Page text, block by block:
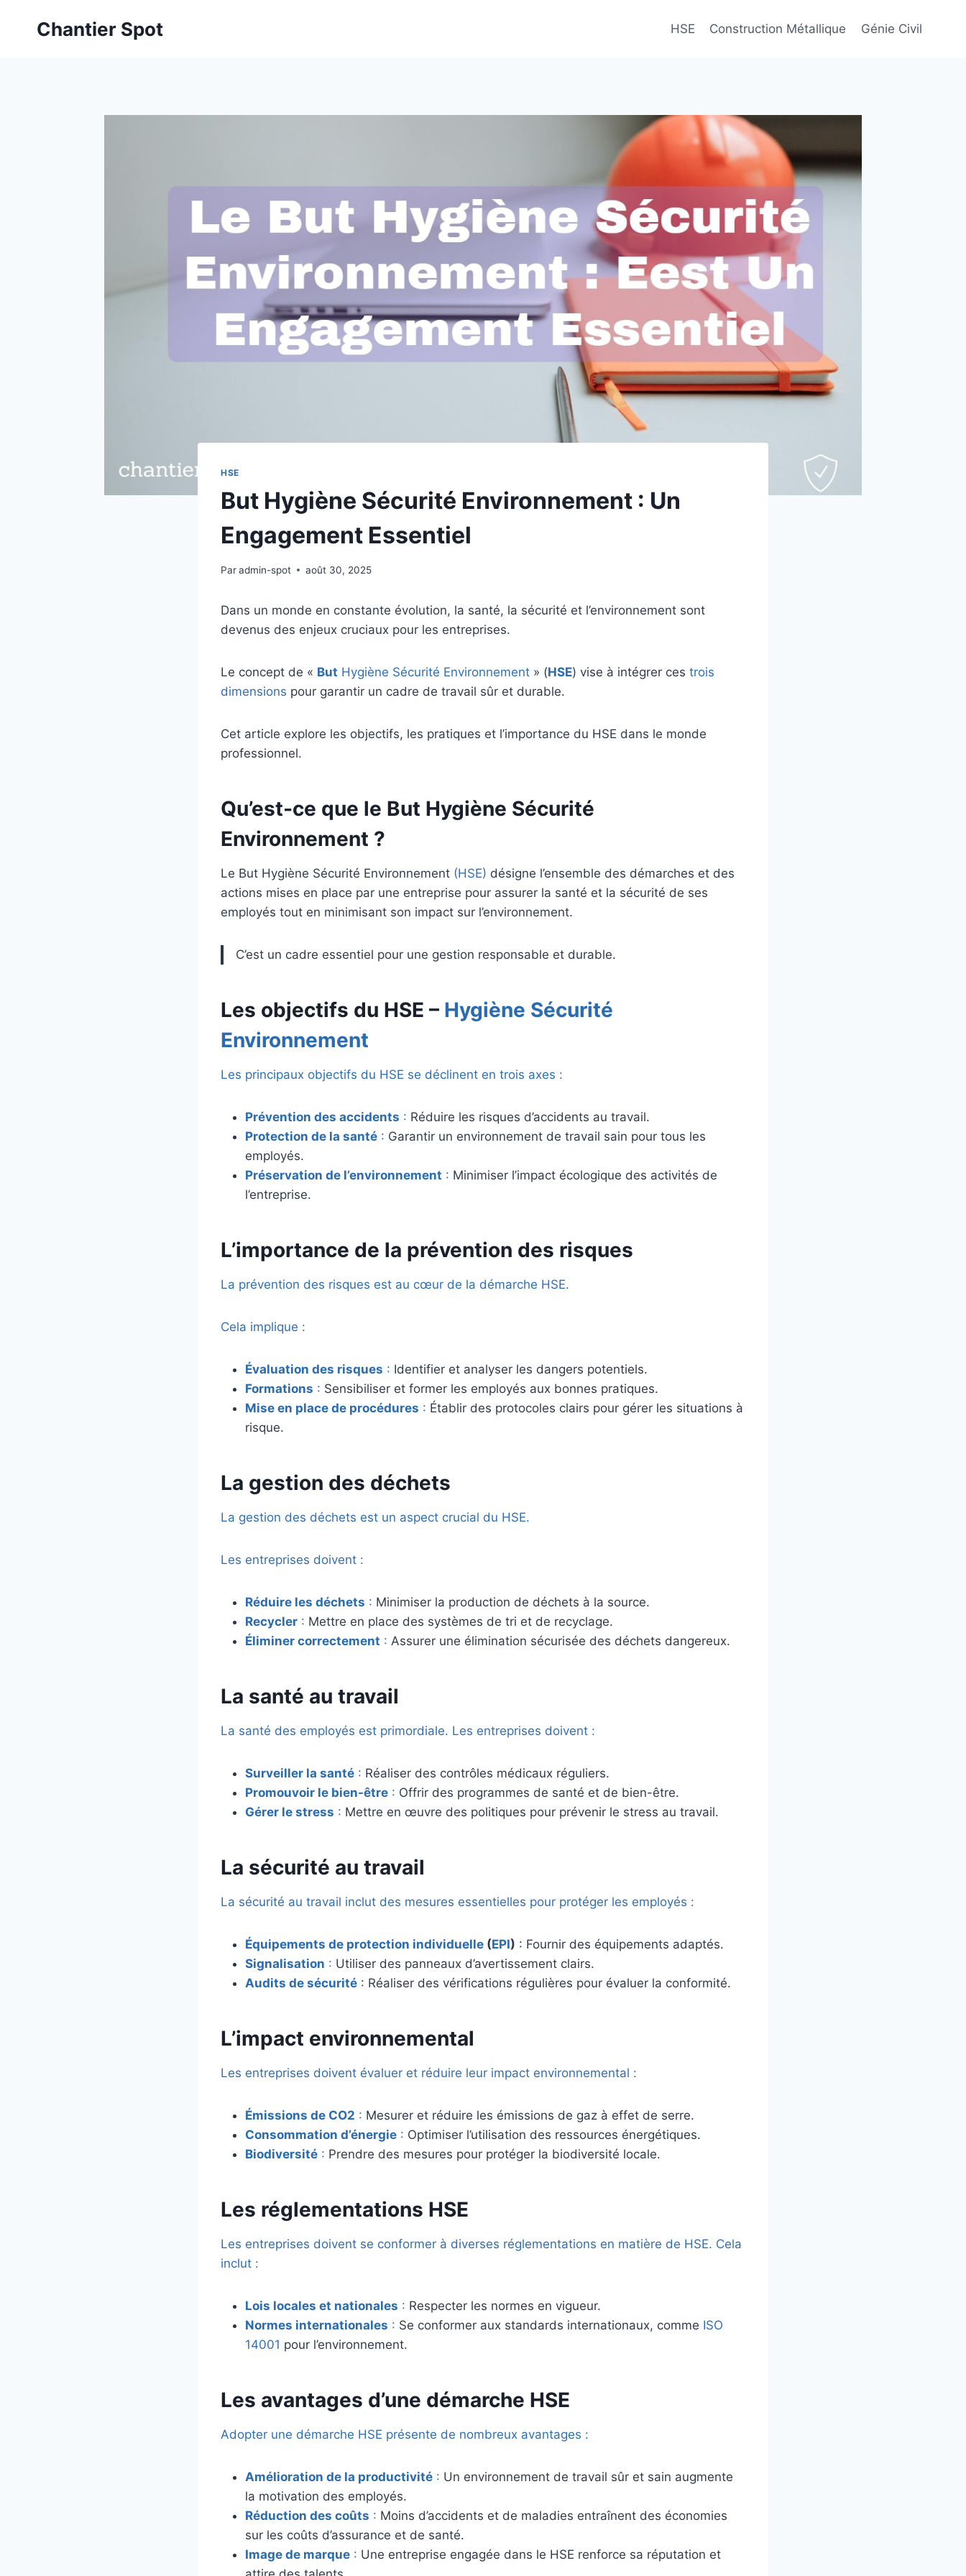
Chantier Spot HSE Construction Métallique Génie Civil
HSE
But Hygiène Sécurité Environnement : Un
Engagement Essentiel
Paradmin-spot août 30, 2025
Dans un monde en constante évolution, la santé, la sécurité et l’environnement sont
devenus des enjeux cruciaux pour les entreprises.
Le concept de « But Hygiène Sécurité Environnement » (HSE) vise à intégrer ces trois
dimensions pour garantir un cadre de travail sûr et durable.
Cet article explore les objectifs, les pratiques et l’importance du HSE dans le monde
professionnel.
Qu’est-ce que le But Hygiène Sécurité
Environnement ?
Le But Hygiène Sécurité Environnement (HSE) désigne l’ensemble des démarches et des
actions mises en place par une entreprise pour assurer la santé et la sécurité de ses
employés tout en minimisant son impact sur l’environnement.
C’est un cadre essentiel pour une gestion responsable et durable.
Les objectifs du HSE – Hygiène Sécurité
Environnement
Les principaux objectifs du HSE se déclinent en trois axes :
Prévention des accidents : Réduire les risques d’accidents au travail.
Protection de la santé : Garantir un environnement de travail sain pour tous les
employés.
Préservation de l’environnement : Minimiser l’impact écologique des activités de
l’entreprise.
L’importance de la prévention des risques
La prévention des risques est au cœur de la démarche HSE.
Cela implique :
Évaluation des risques : Identifier et analyser les dangers potentiels.
Formations : Sensibiliser et former les employés aux bonnes pratiques.
Mise en place de procédures : Établir des protocoles clairs pour gérer les situations à
risque.
La gestion des déchets
La gestion des déchets est un aspect crucial du HSE.
Les entreprises doivent :
Réduire les déchets : Minimiser la production de déchets à la source.
Recycler : Mettre en place des systèmes de tri et de recyclage.
Éliminer correctement : Assurer une élimination sécurisée des déchets dangereux.
La santé au travail
La santé des employés est primordiale. Les entreprises doivent :
Surveiller la santé : Réaliser des contrôles médicaux réguliers.
Promouvoir le bien-être : Offrir des programmes de santé et de bien-être.
Gérer le stress : Mettre en œuvre des politiques pour prévenir le stress au travail.
La sécurité au travail
La sécurité au travail inclut des mesures essentielles pour protéger les employés :
Équipements de protection individuelle (EPI) : Fournir des équipements adaptés.
Signalisation : Utiliser des panneaux d’avertissement clairs.
Audits de sécurité : Réaliser des vérifications régulières pour évaluer la conformité.
L’impact environnemental
Les entreprises doivent évaluer et réduire leur impact environnemental :
Émissions de CO2 : Mesurer et réduire les émissions de gaz à effet de serre.
Consommation d’énergie : Optimiser l’utilisation des ressources énergétiques.
Biodiversité : Prendre des mesures pour protéger la biodiversité locale.
Les réglementations HSE
Les entreprises doivent se conformer à diverses réglementations en matière de HSE. Cela
inclut :
Lois locales et nationales : Respecter les normes en vigueur.
Normes internationales : Se conformer aux standards internationaux, comme ISO
14001 pour l’environnement.
Les avantages d’une démarche HSE
Adopter une démarche HSE présente de nombreux avantages :
Amélioration de la productivité : Un environnement de travail sûr et sain augmente
la motivation des employés.
Réduction des coûts : Moins d’accidents et de maladies entraînent des économies
sur les coûts d’assurance et de santé.
Image de marque : Une entreprise engagée dans le HSE renforce sa réputation et